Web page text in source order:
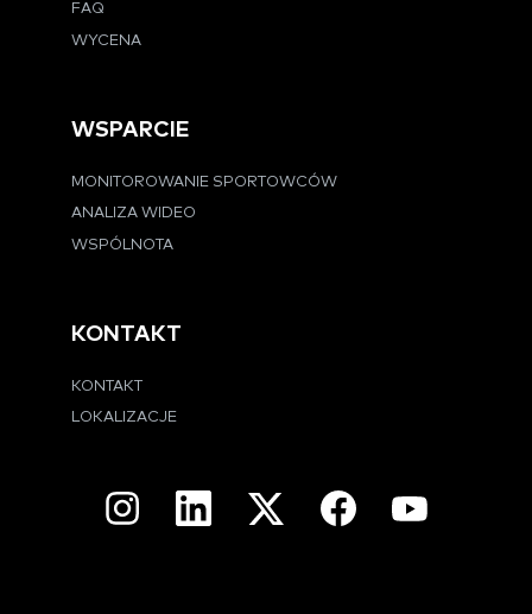
FAQ
WYCENA
WSPARCIE
MONITOROWANIE SPORTOWCÓW
ANALIZA WIDEO
WSPÓLNOTA
KONTAKT
KONTAKT
LOKALIZACJE